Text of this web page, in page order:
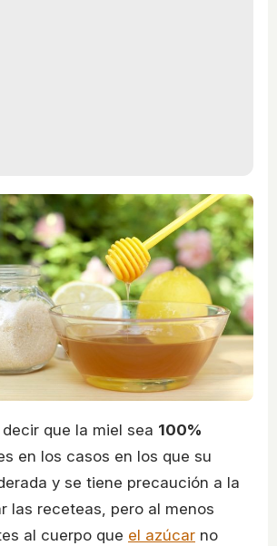
que la miel sea 100%
en los casos en los que su
y se tiene precaución a la
las receteas, pero al menos
al cuerpo que el azúcar no